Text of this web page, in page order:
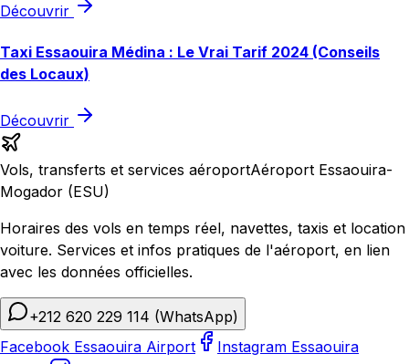
Découvrir
Taxi Essaouira Médina : Le Vrai Tarif 2024 (Conseils
des Locaux)
Découvrir
Vols, transferts et services aéroportAéroport Essaouira-
Mogador (ESU)
Horaires des vols en temps réel, navettes, taxis et location
voiture. Services et infos pratiques de l'aéroport, en lien
avec les données officielles.
+212 620 229 114 (WhatsApp)
Facebook Essaouira Airport
Instagram Essaouira